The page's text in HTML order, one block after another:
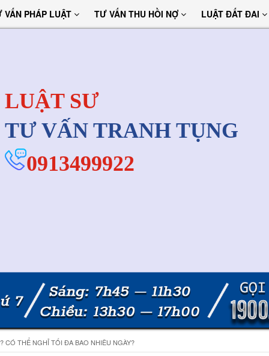
VẤN PHÁP LUẬT TƯ VẤN THU HỒI NỢ LUẬT ĐẤT ĐAI
LUẬT SƯ
TƯ VẤN TRANH TỤNG
0913499922
CÓ THỂ NGHỈ TỐI ĐA BAO NHIÊU NGÀY?